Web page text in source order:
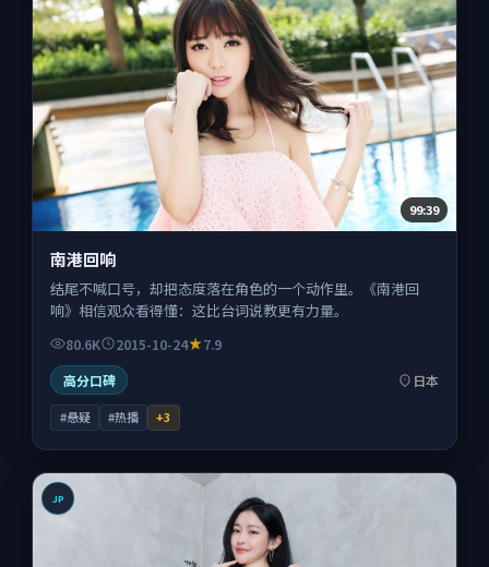
99:39
南港回响
结尾不喊口号，却把态度落在角色的一个动作里。《南港回
响》相信观众看得懂：这比台词说教更有力量。
80.6K 2015-10-24
7.9
高分口碑
日本
#悬疑 #热播 +3
JP